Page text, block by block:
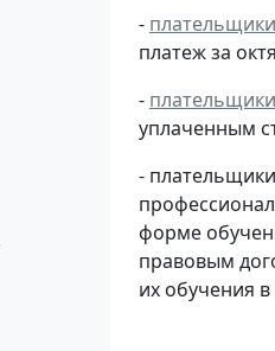
- плательщики
платеж за
- плательщики
уплаченным
-
форме
правовым
их обучения